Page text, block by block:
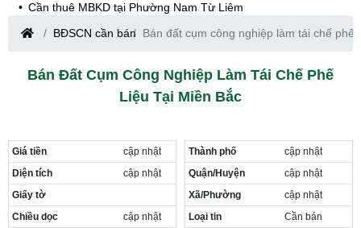
Cần thuê MBKD tại Phường Nam Từ Liêm
Cần thuê MBKD tại Phường Cầu Giấy
Cần thuê MBKD tại Phường Thanh Xuân
Cần thuê MBKD tại Phường Hà Đông
Cần thuê MBKD tại Phường Hoàng Mai
Cần thuê MBKD tại Phường Nghĩa Độ
Cần thuê MBKD tại Phường Phương Liệt
Cần thuê MBKD tại Phường Khương Đình
Cần thuê MBKD tại Phường Yên Sở
Cần thuê MBKD tại Phường Hoàng Liệt
BĐSCN cần bán Bán đất cụm công nghiệp làm tái chế phế
Bán Đất Cụm Công Nghiệp Làm Tái Chế Phế
Liệu Tại Miền Bắc
Giá tiền
cập nhật
Diện tích
cập nhật
Giấy tờ
Chiều dọc
cập nhật
Thành phố
cập nhật
Quận/Huyện
cập nhật
Xã/Phường
cập nhật
Loại tin
Cần bán